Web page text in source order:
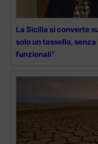
La Sicilia si converte
solo un tassello,
funzionali”